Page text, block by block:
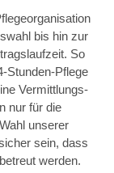
bis hin zur
So
Stunden-Pflege
Vermittlungs-
nur für die
unserer
sein, dass
werden.